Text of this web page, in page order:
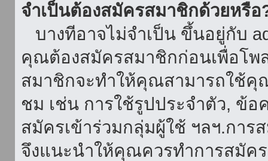
จำเป็นต้องสมัครสมาชิกด้วยหรือ
บางทีอาจไม่จำเป็น ขึ้นอยู่กับ
คุณต้องสมัครสมาชิกก่อนเพื่อโพ
สมาชิกจะทำให้คุณสามารถใช้คุ
ชม เช่น การใช้รูปประจำตัว, ข้อ
สมัครเข้าร่วมกลุ่มผู้ใช้ ฯลฯ.การ
จึงแนะนำให้คุณควรทำการสมัค